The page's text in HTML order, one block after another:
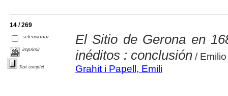
14 / 269
seleccionar
imprimir
Text complet
El Sitio de Gerona en
inéditos : conclusión/ Emilio
Grahit i Papell, Emili